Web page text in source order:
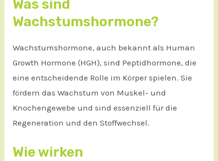
Was sind
Wachstumshormone?
Wachstumshormone, auch bekannt als Human
Growth Hormone (HGH), sind Peptidhormone, die
eine entscheidende Rolle im Körper spielen. Sie
fördern das Wachstum von Muskel- und
Knochengewebe und sind essenziell für die
Regeneration und den Stoffwechsel.
Wie wirken